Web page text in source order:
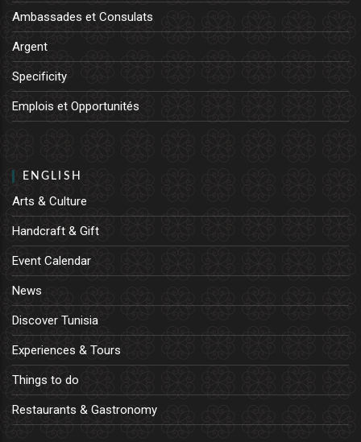
Ambassades et Consulats
Argent
Specificity
Emplois et Opportunités
ENGLISH
Arts & Culture
Handcraft & Gift
Event Calendar
News
Discover Tunisia
Experiences & Tours
Things to do
Restaurants & Gastronomy